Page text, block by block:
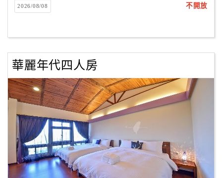
Q&A
旅
卡
訂
房
款
收
據
2026/08/08 不開放
華麗年代四人房